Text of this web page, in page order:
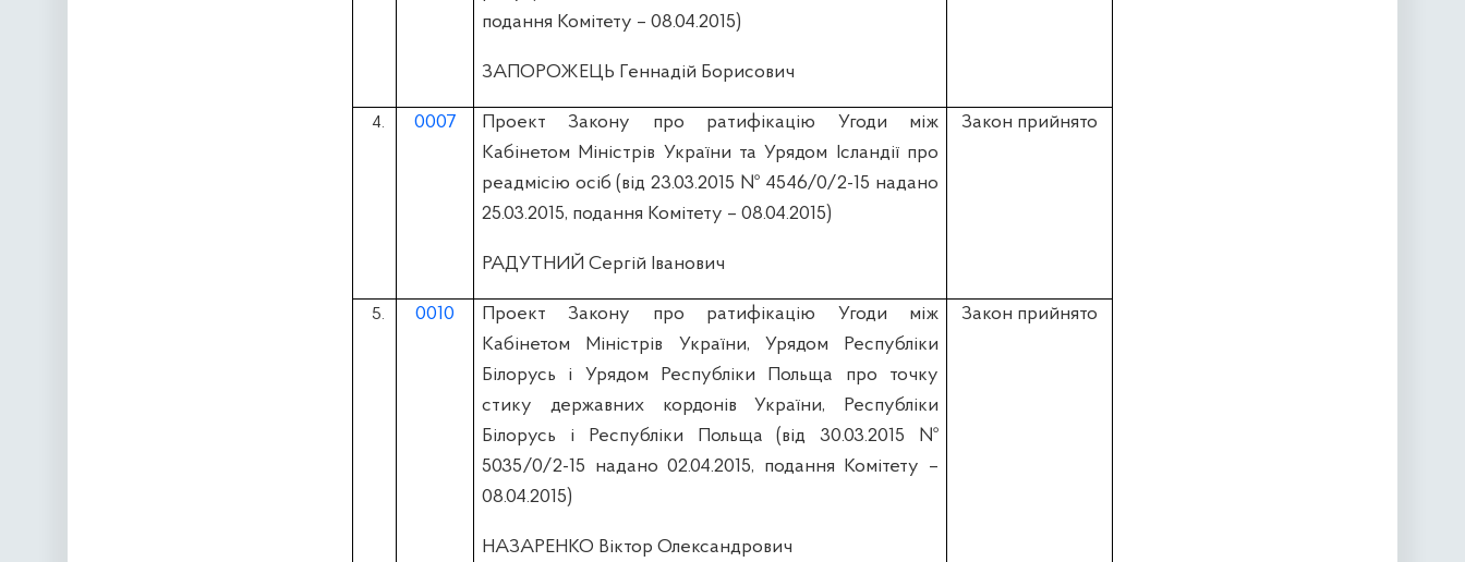
подання Комітету – 08.04.2015)
ЗАПОРОЖЕЦЬ Геннадій Борисович
4. 0007
Проект Закону про ратифікацію Угоди між
Кабінетом Міністрів України та Урядом Ісландії про
реадмісію осіб (вiд 23.03.2015 № 4546/0/2-15 надано
25.03.2015, подання Комітету – 08.04.2015)
РАДУТНИЙ Сергій Іванович
Закон прийнято
5. 0010
Проект Закону про ратифікацію Угоди між
Кабінетом Міністрів України, Урядом Республіки
Білорусь і Урядом Республіки Польща про точку
стику державних кордонів України, Республіки
Білорусь і Республіки Польща (вiд 30.03.2015 №
5035/0/2-15 надано 02.04.2015, подання Комітету –
08.04.2015)
НАЗАРЕНКО Віктор Олександрович
Закон прийнято